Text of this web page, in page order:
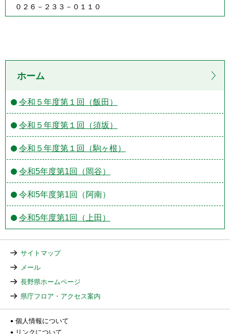
０２６－２３３－０１１０
ホーム
令和５年度第１回（飯田）
令和５年度第１回（須坂）
令和５年度第１回（駒ヶ根）
令和5年度第1回（岡谷）
令和5年度第1回（阿南）
令和5年度第1回（上田）
サイトマップ
メール
長野県ホームページ
県庁フロア・アクセス案内
個人情報について
リンクについて